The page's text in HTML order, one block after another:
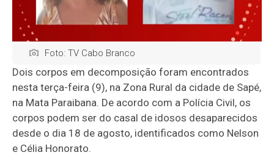
Foto: TV Cabo Branco
Dois corpos em decomposição foram encontrados
nesta terça-feira (9), na Zona Rural da cidade de Sapé,
na Mata Paraibana. De acordo com a Polícia Civil, os
corpos podem ser do casal de idosos desaparecidos
desde o dia 18 de agosto, identificados como Nelson
e Célia Honorato.